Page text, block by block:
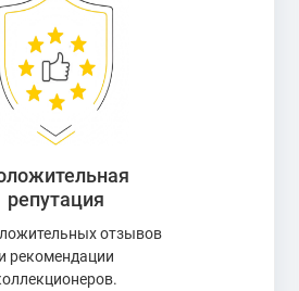
репутация
отзывов
и рекомендации